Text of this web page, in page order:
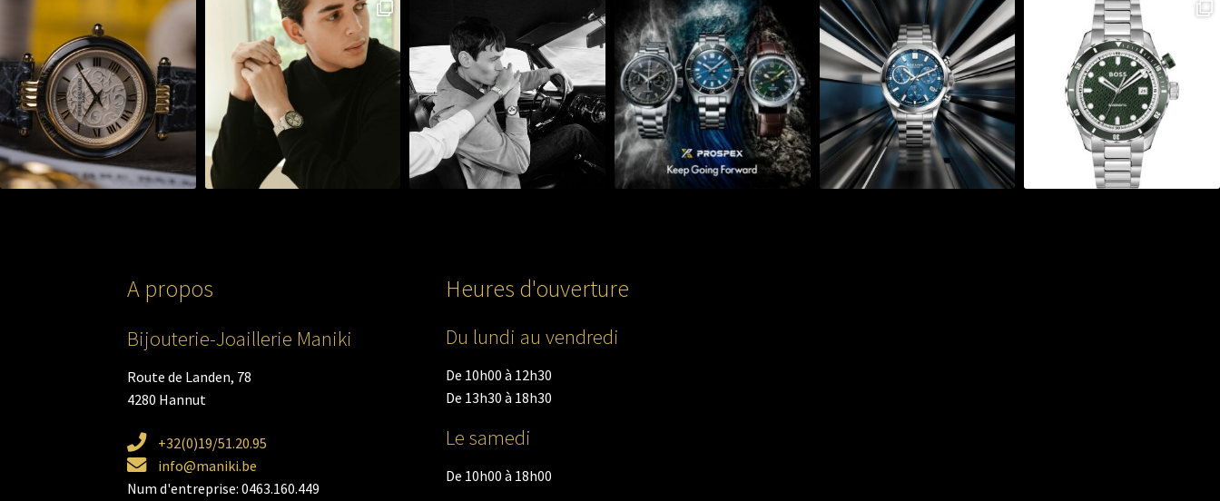
A propos
Bijouterie-Joaillerie Maniki
Route de Landen, 78
4280 Hannut
+32(0)19/51.20.95
info@maniki.be
Num d'entreprise: 0463.160.449
Heures d'ouverture
Du lundi au vendredi
De 10h00 à 12h30
De 13h30 à 18h30
Le samedi
De 10h00 à 18h00